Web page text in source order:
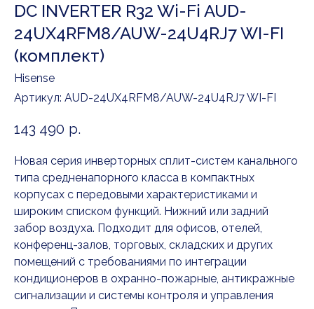
DC INVERTER R32 Wi-Fi AUD-
24UX4RFM8/AUW-24U4RJ7 WI-FI
(комплект)
Hisense
Артикул: AUD-24UX4RFM8/AUW-24U4RJ7 WI-FI
143 490 р.
Новая серия инверторных сплит-систем канального
типа средненапорного класса в компактных
корпусах с передовыми характеристиками и
широким списком функций. Нижний или задний
забор воздуха. Подходит для офисов, отелей,
конференц-залов, торговых, складских и других
помещений с требованиями по интеграции
кондиционеров в охранно-пожарные, антикражные
сигнализации и системы контроля и управления